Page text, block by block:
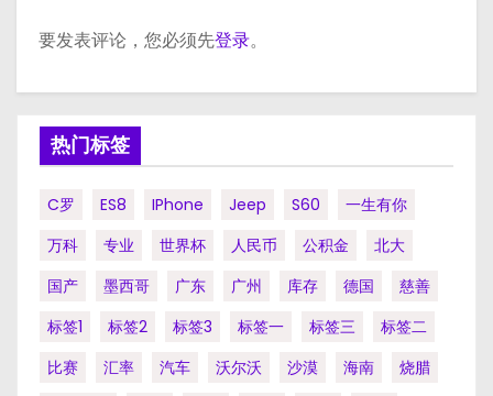
要发表评论，您必须先登录。
热门标签
C罗 ES8 IPhone Jeep S60
一生有你
万科
专业 世界杯 人民币 公积金
北大
国产
墨西哥 广东 广州 库存 德国
慈善
标签1
标签2 标签3 标签一 标签三
标签二
比赛
汇率 汽车 沃尔沃 沙漠 海南
烧腊